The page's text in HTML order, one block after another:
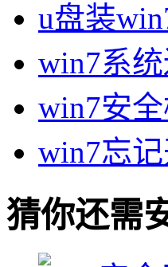
u盘装
win7系
win7安
win7忘
猜你还需